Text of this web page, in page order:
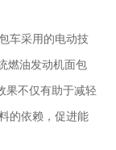
车采用的电动技
燃油发动机面包
果不仅有助于减轻
的依赖，促进能